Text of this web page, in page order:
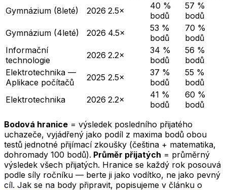
Gymnázium (8leté)
2026 2.5×
40 %
bodů
57 %
bodů
Gymnázium (4leté)
2026 4.5×
53 %
bodů
70 %
bodů
Informační
technologie
2026 2.2×
34 %
bodů
56 %
bodů
Elektrotechnika —
Aplikace počítačů
2025 2.5×
37 %
bodů
55 %
bodů
Elektrotechnika
2026 2.2×
41 %
bodů
60 %
bodů
Bodová hranice = výsledek posledního přijatého
uchazeče, vyjádřený jako podíl z maxima bodů obou
testů jednotné přijímací zkoušky (čeština + matematika,
dohromady 100 bodů). Průměr přijatých = průměrný
výsledek všech přijatých. Hranice se každý rok posouvá
podle síly ročníku — berte ji jako vodítko, ne jako pevný
cíl. Jak se na body připravit, popisujeme v článku o